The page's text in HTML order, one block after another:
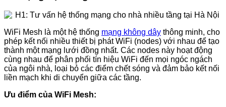
WiFi Mesh là một hệ thống mạng không dây thông minh, cho
phép kết nối nhiều thiết bị phát WiFi (nodes) với nhau để tạo
thành một mạng lưới đồng nhất. Các nodes này hoạt động
cùng nhau để phân phối tín hiệu WiFi đến mọi ngóc ngách
của ngôi nhà, loại bỏ các điểm chết sóng và đảm bảo kết nối
liền mạch khi di chuyển giữa các tầng.
Ưu điểm của WiFi Mesh: